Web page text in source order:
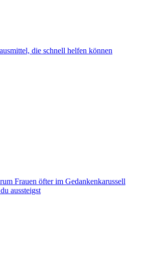
die schnell helfen können
Frauen öfter im Gedankenkarussell
aussteigst